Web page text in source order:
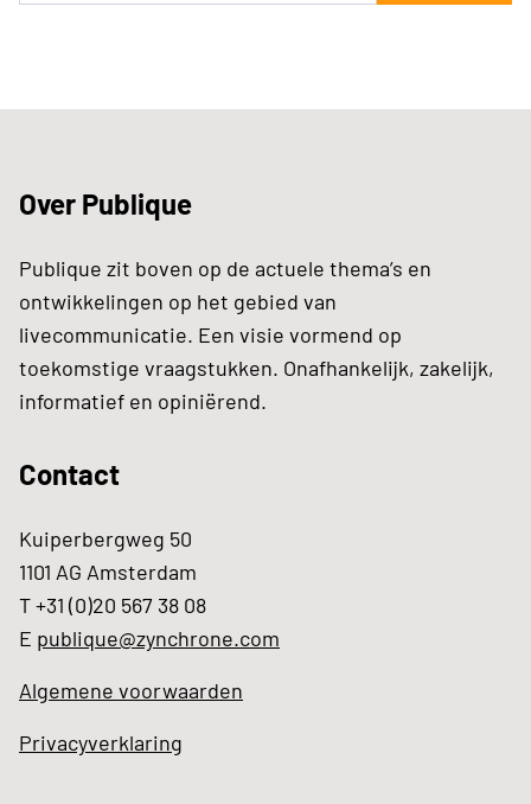
Over Publique
Publique zit boven op de actuele thema’s en
ontwikkelingen op het gebied van
livecommunicatie. Een visie vormend op
toekomstige vraagstukken. Onafhankelijk, zakelijk,
informatief en opiniërend.
Contact
Kuiperbergweg 50
1101 AG Amsterdam
T +31 (0)20 567 38 08
E publique@zynchrone.com
Algemene voorwaarden
Privacyverklaring